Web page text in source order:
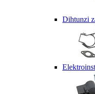
Dihtunzi